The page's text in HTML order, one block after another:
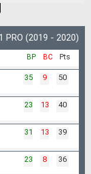
PRO (2019 - 2020)
Pts
BC
BP
50
9
35
40
13
23
39
13
31
36
8
23